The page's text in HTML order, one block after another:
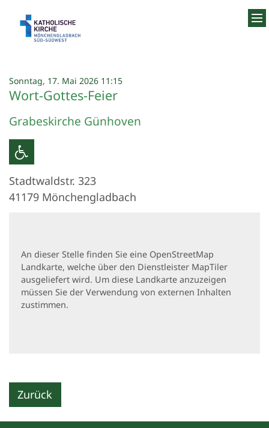
Sonntag, 17. Mai 2026 11:15:
Wort-Gottes-Feier
Grabeskirche Günhoven
Stadtwaldstr. 323
41179 Mönchengladbach
An dieser Stelle finden Sie eine OpenStreetMap
Landkarte, welche über den Dienstleister MapTiler
ausgeliefert wird. Um diese Landkarte anzuzeigen
müssen Sie der Verwendung von externen Inhalten
zustimmen.
Zurück